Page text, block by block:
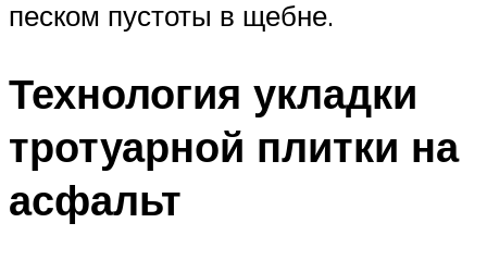
песком пустоты в щебне.
Технология укладки
тротуарной плитки на
асфальт